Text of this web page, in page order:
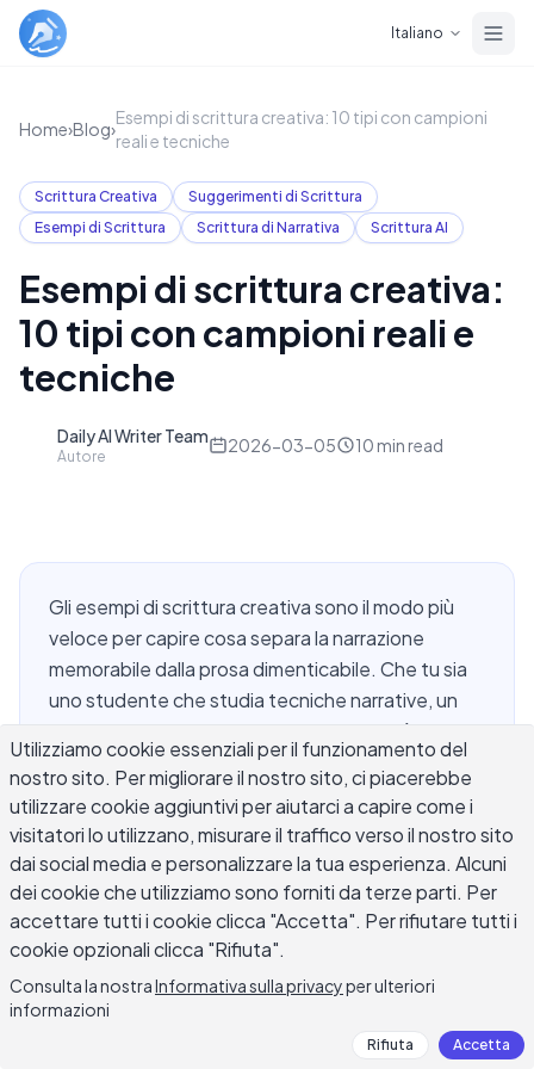
Italiano
Home›Blog›
Esempi di scrittura creativa: 10 tipi con campioni
reali e tecniche
Scrittura Creativa
Suggerimenti di Scrittura
Esempi di Scrittura
Scrittura di Narrativa Scrittura AI
Esempi di scrittura creativa:
10 tipi con campioni reali e
tecniche
Daily AI Writer Team
Autore
2026-03-05 10 min read
Gli esempi di scrittura creativa sono il modo più
veloce per capire cosa separa la narrazione
memorabile dalla prosa dimenticabile. Che tu sia
uno studente che studia tecniche narrative, un
blogger che vuole aggiungere personalità ai tuoi
post o un romanziere che sta perfezionando il tuo
mestiere, vedere esempi reali di scrittura creativa
in azione insegna più di qualsiasi regola. Questa
guida copre dieci tipi di scrittura creativa con
campioni annotati, da storie brevi e passi
descrittivi a poesia e saggi personali. Te ne andrai
con una visione chiara di cosa funziona, perché
funziona e come applicare quelle tecniche nella
tua stessa scrittura.
Utilizziamo cookie essenziali per il funzionamento del
nostro sito. Per migliorare il nostro sito, ci piacerebbe
utilizzare cookie aggiuntivi per aiutarci a capire come i
visitatori lo utilizzano, misurare il traffico verso il nostro sito
dai social media e personalizzare la tua esperienza. Alcuni
dei cookie che utilizziamo sono forniti da terze parti. Per
accettare tutti i cookie clicca "Accetta". Per rifiutare tutti i
cookie opzionali clicca "Rifiuta".
Consulta la nostraInformativa sulla privacyper ulteriori
informazioni
Rifiuta Accetta